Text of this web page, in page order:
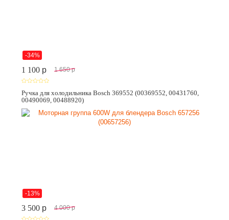
-34%
1 100 p 1 650 p
Ручка для холодильника Bosch 369552 (00369552, 00431760,
00490069, 00488920)
-13%
3 500 p 4 000 p